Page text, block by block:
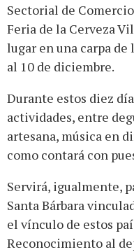
Sectorial de
Feria de la Cerveza
lugar en una carpa de
al 10 de diciembre.
Durante estos diez
actividades, entre
artesana, música en
como contará con
Servirá, igualmente,
Santa Bárbara
el vínculo de estos
Reconocimiento al